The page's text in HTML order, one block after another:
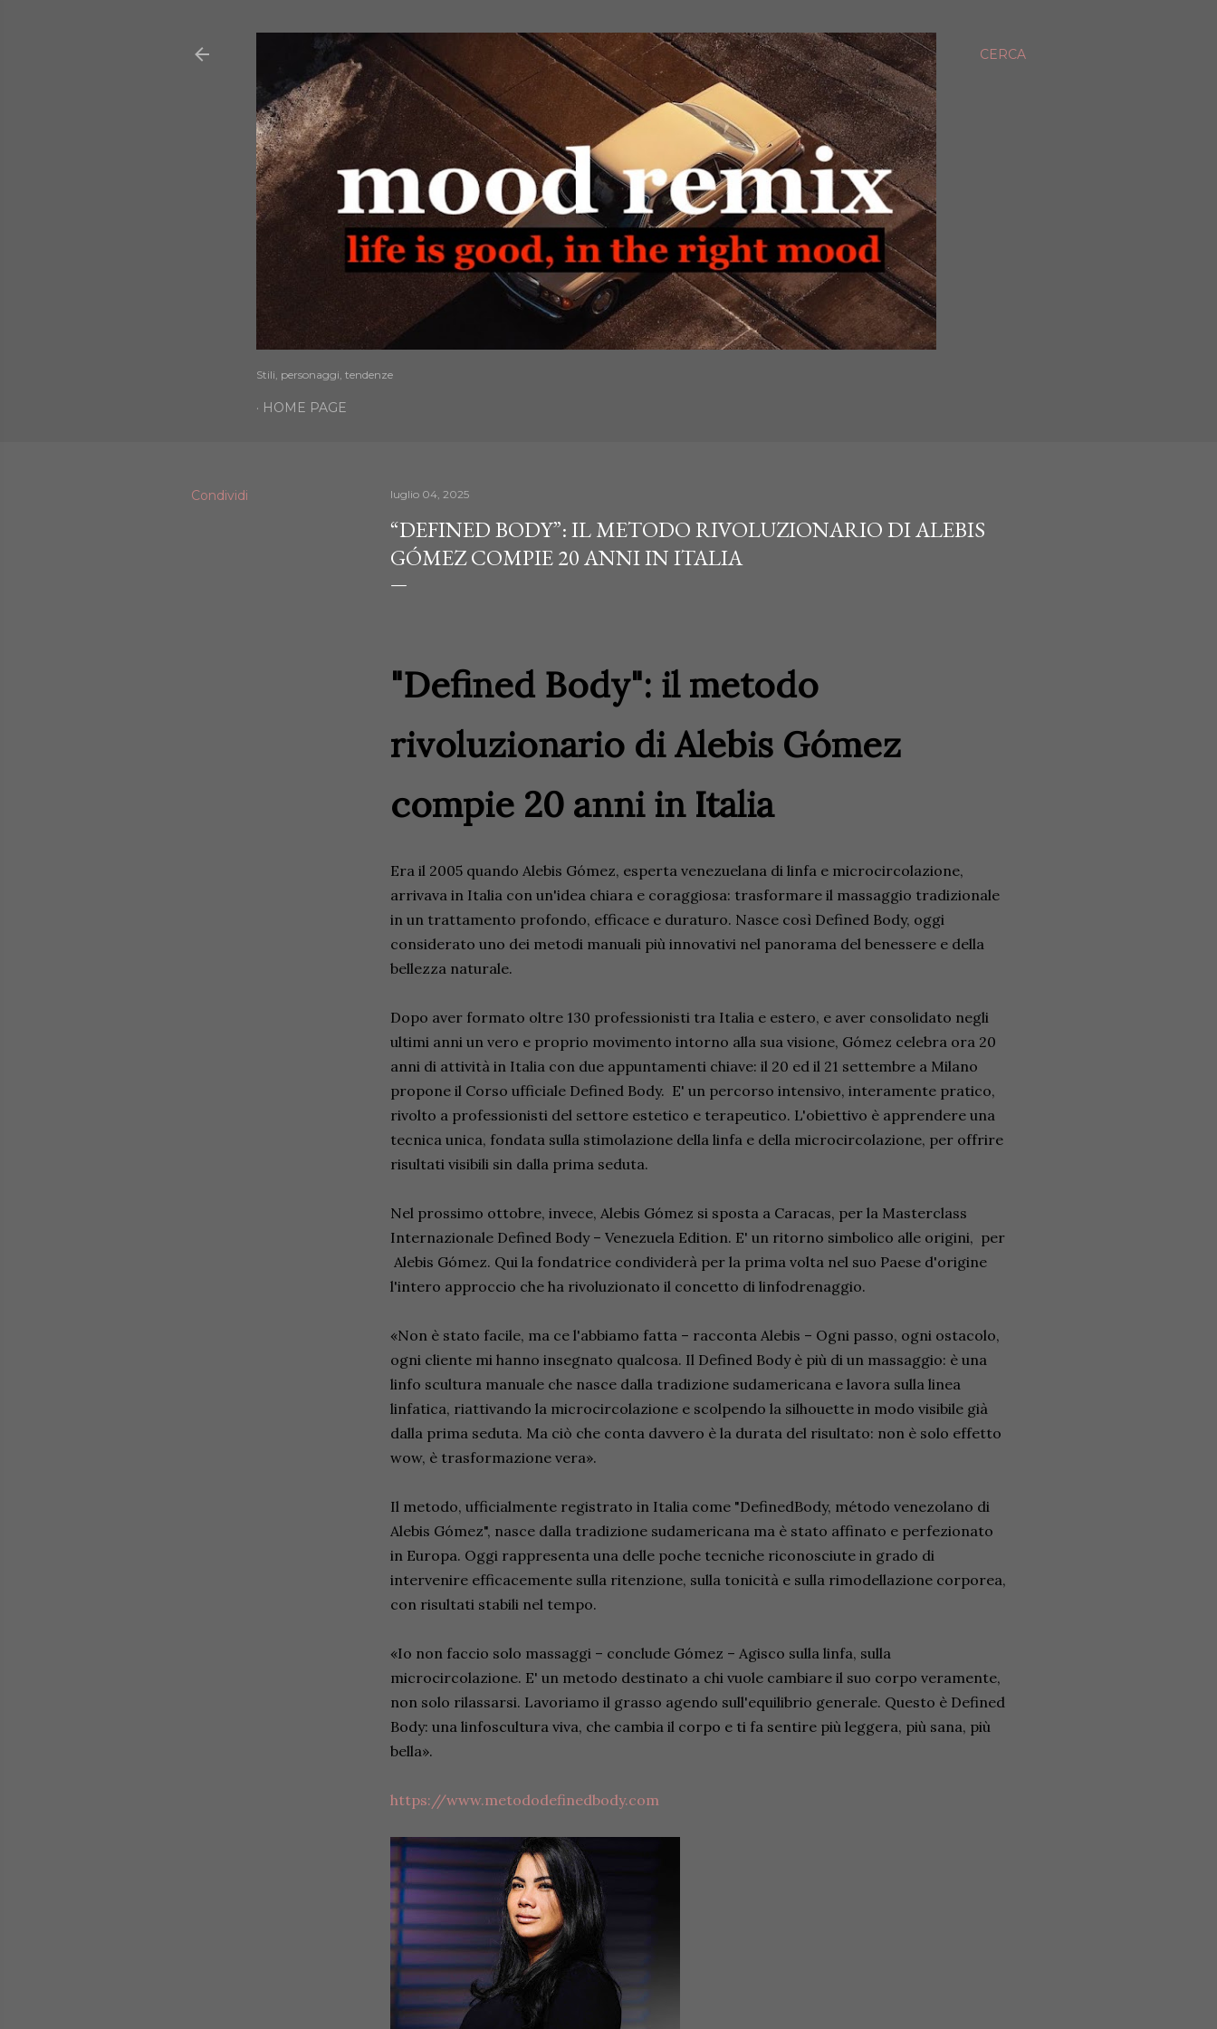
CERCA
Stili, personaggi, tendenze
HOME PAGE
Condividi luglio 04, 2025
“DEFINED BODY”: IL METODO RIVOLUZIONARIO DI ALEBIS
GÓMEZ COMPIE 20 ANNI IN ITALIA
"Defined Body": il metodo
rivoluzionario di Alebis Gómez
compie 20 anni in Italia
Era il 2005 quando Alebis Gómez, esperta venezuelana di linfa e microcircolazione,
arrivava in Italia con un'idea chiara e coraggiosa: trasformare il massaggio tradizionale
in un trattamento profondo, efficace e duraturo. Nasce così Defined Body, oggi
considerato uno dei metodi manuali più innovativi nel panorama del benessere e della
bellezza naturale.
Dopo aver formato oltre 130 professionisti tra Italia e estero, e aver consolidato negli
ultimi anni un vero e proprio movimento intorno alla sua visione, Gómez celebra ora 20
anni di attività in Italia con due appuntamenti chiave: il 20 ed il 21 settembre a Milano
propone il Corso ufficiale Defined Body. E' un percorso intensivo, interamente pratico,
rivolto a professionisti del settore estetico e terapeutico. L'obiettivo è apprendere una
tecnica unica, fondata sulla stimolazione della linfa e della microcircolazione, per offrire
risultati visibili sin dalla prima seduta.
Nel prossimo ottobre, invece, Alebis Gómez si sposta a Caracas, per la Masterclass
Internazionale Defined Body – Venezuela Edition. E' un ritorno simbolico alle origini, per
Alebis Gómez. Qui la fondatrice condividerà per la prima volta nel suo Paese d'origine
l'intero approccio che ha rivoluzionato il concetto di linfodrenaggio.
«Non è stato facile, ma ce l'abbiamo fatta – racconta Alebis – Ogni passo, ogni ostacolo,
ogni cliente mi hanno insegnato qualcosa. Il Defined Body è più di un massaggio: è una
linfo scultura manuale che nasce dalla tradizione sudamericana e lavora sulla linea
linfatica, riattivando la microcircolazione e scolpendo la silhouette in modo visibile già
dalla prima seduta. Ma ciò che conta davvero è la durata del risultato: non è solo effetto
wow, è trasformazione vera».
Il metodo, ufficialmente registrato in Italia come "DefinedBody, método venezolano di
Alebis Gómez", nasce dalla tradizione sudamericana ma è stato affinato e perfezionato
in Europa. Oggi rappresenta una delle poche tecniche riconosciute in grado di
intervenire efficacemente sulla ritenzione, sulla tonicità e sulla rimodellazione corporea,
con risultati stabili nel tempo.
«Io non faccio solo massaggi – conclude Gómez – Agisco sulla linfa, sulla
microcircolazione. E' un metodo destinato a chi vuole cambiare il suo corpo veramente,
non solo rilassarsi. Lavoriamo il grasso agendo sull'equilibrio generale. Questo è Defined
Body: una linfoscultura viva, che cambia il corpo e ti fa sentire più leggera, più sana, più
bella».
https://www.metododefinedbody.com